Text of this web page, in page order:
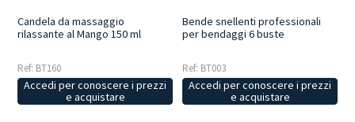
Candela da massaggio
rilassante al Mango 150 ml
Ref: BT160
Accedi per conoscere i prezzi
e acquistare
Bende snellenti professionali
per bendaggi 6 buste
Ref: BT003
Accedi per conoscere i prezzi
e acquistare